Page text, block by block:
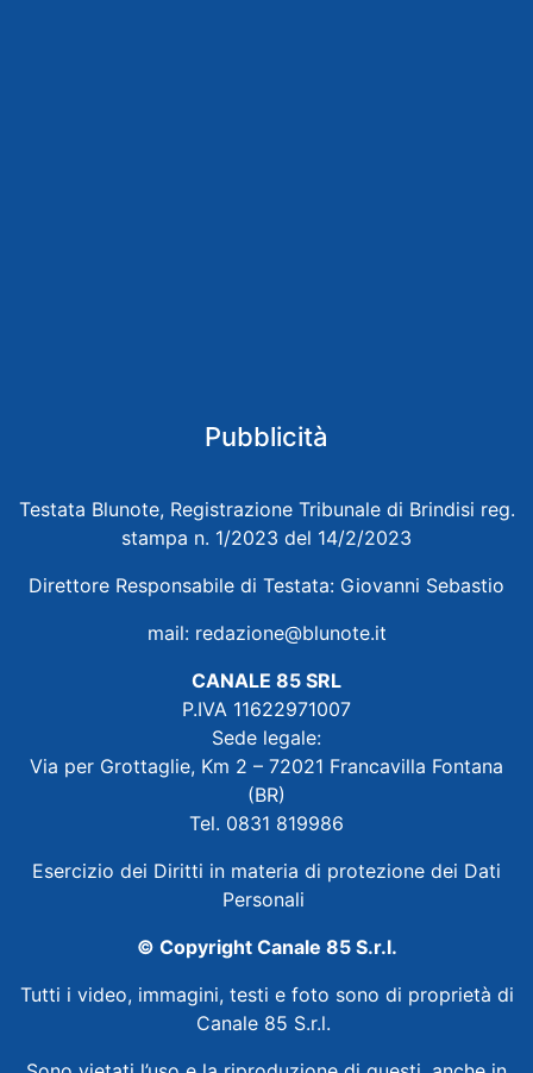
Pubblicità
Testata Blunote, Registrazione Tribunale di Brindisi reg.
stampa n. 1/2023 del 14/2/2023
Direttore Responsabile di Testata: Giovanni Sebastio
mail: redazione@blunote.it
CANALE 85 SRL
P.IVA 11622971007
Sede legale:
Via per Grottaglie, Km 2 – 72021 Francavilla Fontana
(BR)
Tel. 0831 819986
Esercizio dei Diritti in materia di protezione dei Dati
Personali
© Copyright Canale 85 S.r.l.
Tutti i video, immagini, testi e foto sono di proprietà di
Canale 85 S.r.l.